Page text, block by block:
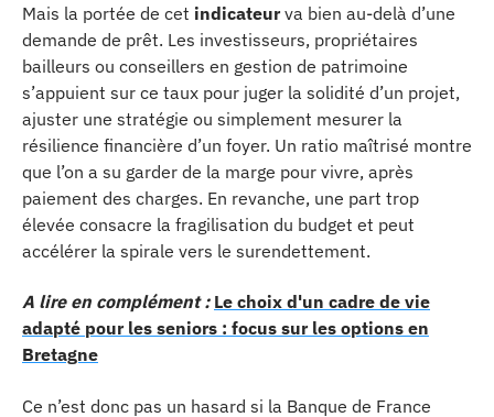
Mais la portée de cet indicateurva bien au-delà d’une
demande de prêt. Les investisseurs, propriétaires
bailleurs ou conseillers en gestion de patrimoine
s’appuient sur ce taux pour juger la solidité d’un projet,
ajuster une stratégie ou simplement mesurer la
résilience financière d’un foyer. Un ratio maîtrisé montre
que l’on a su garder de la marge pour vivre, après
paiement des charges. En revanche, une part trop
élevée consacre la fragilisation du budget et peut
accélérer la spirale vers le surendettement.
A lire en complément : Le choix d'un cadre de vie
adapté pour les seniors : focus sur les options en
Bretagne
Ce n’est donc pas un hasard si la Banque de France